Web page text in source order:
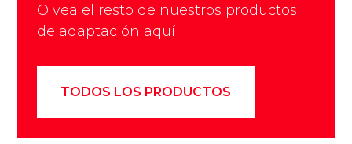
O vea el resto de nuestros productos
de adaptación aquí
TODOS LOS PRODUCTOS